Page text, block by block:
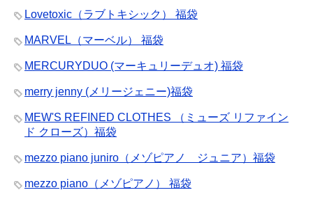
Lovetoxic（ラブトキシック） 福袋
MARVEL（マーベル） 福袋
MERCURYDUO (マーキュリーデュオ) 福袋
merry jenny (メリージェニー)福袋
MEW'S REFINED CLOTHES （ミューズ リファイン
ド クローズ）福袋
mezzo piano juniro（メゾピアノ ジュニア）福袋
mezzo piano（メゾピアノ） 福袋